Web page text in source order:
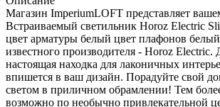
Магазин ImperiumLOFT представляет
Встраиваемый светильник Horoz Electric
цвет арматуры белый цвет плафонов
известного производителя - Horoz Electric.
настоящая находка для лаконичных
впишется в ваш дизайн. Порадуйте свой
светом в приличном обрамлении! Тем
возможно по необычно привлекательной